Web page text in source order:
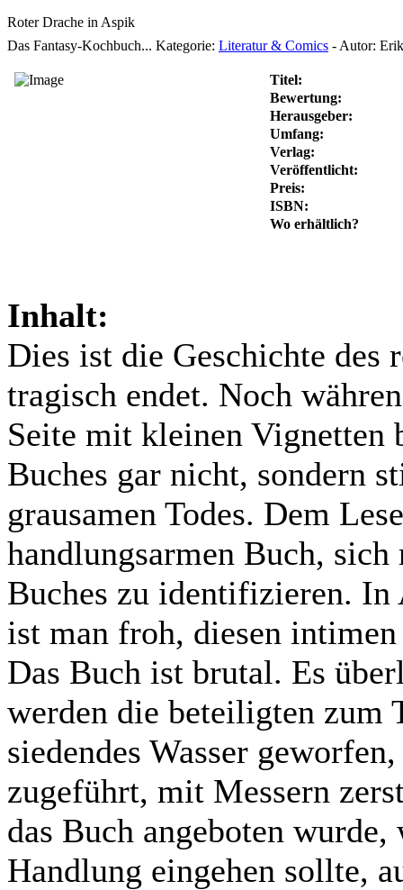
Roter Drache in Aspik
Das Fantasy-Kochbuch... Kategorie: Literatur & Comics - Autor:
Titel:
Bewertung:
Herausgeber:
Umfang:
Verlag:
Veröffentlicht:
Preis:
ISBN:
Wo erhältlich?
Inhalt:
Dies ist die Geschichte des
tragisch endet. Noch
Seite mit kleinen Vignetten
Buches gar nicht, sondern
grausamen Todes. Dem
handlungsarmen Buch,
Buches zu identifizieren. In
ist man froh, diesen
Das Buch ist brutal. Es
werden die beteiligten zum
siedendes Wasser
zugeführt, mit Messern
das Buch angeboten
Handlung eingehen sollte,